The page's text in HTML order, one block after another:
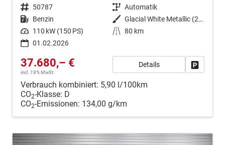
Fahrzeugnr. 50787 Getriebe Automatik
Kraftstoff Benzin Außenfarbe
Glacial White Metallic (2Y)
Leistung 110 kW (150 PS) Kilometerstand 80 km
01.02.2026
37.680,– €
incl. 19% MwSt.
Details
Verbrauch kombiniert: 5,90 l/100km
CO2-Klasse: D
CO2-Emissionen: 134,00 g/km